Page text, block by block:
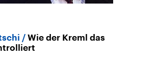
Wie der Kreml das